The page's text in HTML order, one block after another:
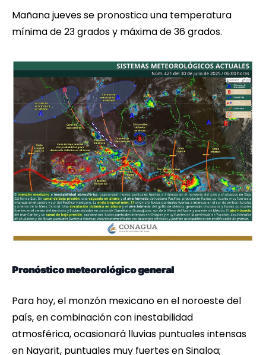
Mañana jueves se pronostica una temperatura
mínima de 23 grados y máxima de 36 grados.
Pronóstico meteorológico general
Para hoy, el monzón mexicano en el noroeste del
país, en combinación con inestabilidad
atmosférica, ocasionará lluvias puntuales intensas
en Nayarit, puntuales muy fuertes en Sinaloa;